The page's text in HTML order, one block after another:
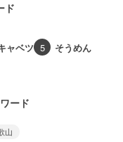
ド
ャベツ 5 そうめん
ード
山